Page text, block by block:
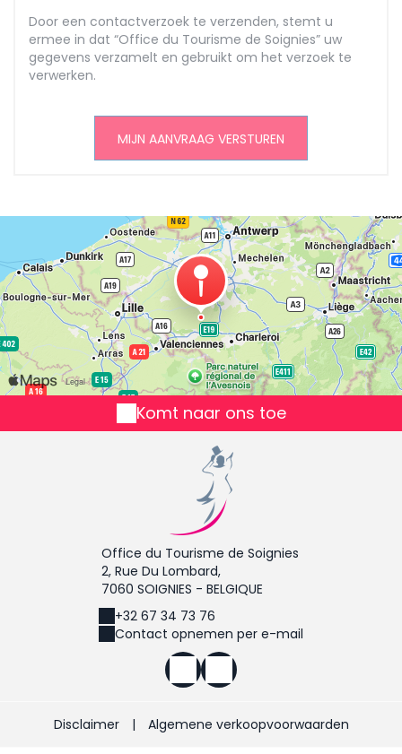
Door een contactverzoek te verzenden, stemt u
ermee in dat “Office du Tourisme de Soignies” uw
gegevens verzamelt en gebruikt om het verzoek te
verwerken.
Komt naar ons toe
Office du Tourisme de Soignies
2, Rue Du Lombard,
7060 SOIGNIES - BELGIQUE
+32 67 34 73 76
Contact opnemen per e-mail
Disclaimer | Algemene verkoopvoorwaarden